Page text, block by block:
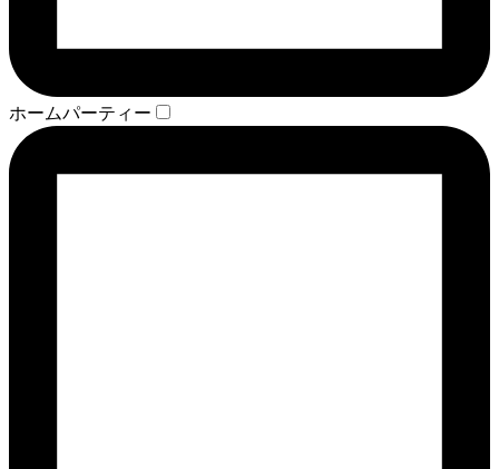
ホームパーティー